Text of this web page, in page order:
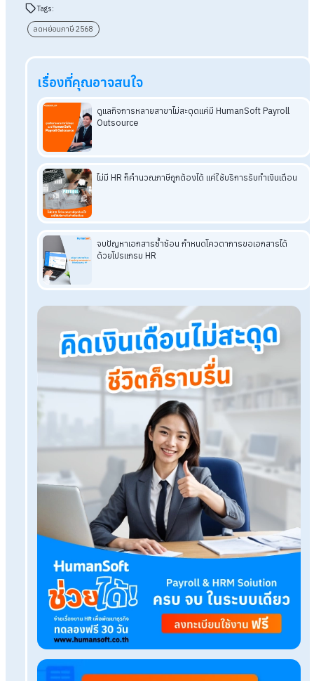
เอกสารลดหย่อนภาษีที่ต้องเตรียม อัปเด
ปี 2568
หากต้องการลดหย่อนภาษี สิ่งที่คุณต้องเตรียมก็คือเอกสารสำคัญ
ต่าง ๆ โดยเอกสารที่จำเป็นในการใช้ยื่นลดหย่อนภาษี มีดังนี้
หนังสือรับรองการหักภาษี ณ ที่จ่าย (50 ทวิ)
เอกสารประกอบการลดหย่อน เช่น
ใบกำกับภาษี
หนังสือรับรองเบี้ยประกัน
หนังสือรับรองการลงทุน RMF
หนังสือรับรองดอกเบี้ยสินเชื่อที่อยู่อาศัย
เมื่อเตรียมเอกสารครบแล้ว สามารถยื่นภาษีผ่านระบบออนไลน์
หรือยื่นที่สำนักงานสรรพากรพื้นที่ได้ทันที
อะไรได้บ้าง?
การยื่นภาษีปี 2568 ผู้มีรายได้เกิน 120,000 บาทควรทำความเข้าใจ
เรื่องเงินได้สุทธิและใช้สิทธิลดหย่อนภาษีให้ครบทั้ง 4 กลุ่ม ได้แก่
ส่วนตัวและครอบครัว กลุ่มประกัน เงินออม และการลงทุน กลุ่ม
โครงการรัฐ และกลุ่มเงินบริจาค เพื่อช่วยลดภาระภาษีอย่างถูกต้อ
ตามกฎหมาย พร้อมเพิ่มโอกาสได้รับเงินภาษีคืนไปใช้จ่ายหรือวาง
การเงินในอนาคตได้อย่างคุ้มค่า
โปรแกรมเงินเดือน HumanSoft
ทดลองใช้ฟรี 30 วันครบทุกฟังก์ชัน
บริการขึ้นระบบ ฟรี ไม่มีค่าใช้จ่ายใดๆ ทั้งสิ้น ยกเลิกเมื่อไหร่ก็ได้
ทดลองใช้งานฟรี